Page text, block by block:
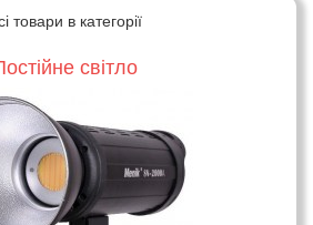
товари в категорії
світло